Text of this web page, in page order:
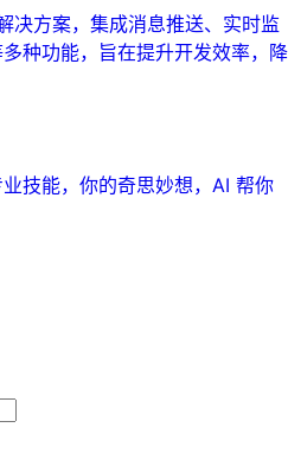
决方案，集成消息推送、实时监
种功能，旨在提升开发效率，降
技能，你的奇思妙想，AI 帮你